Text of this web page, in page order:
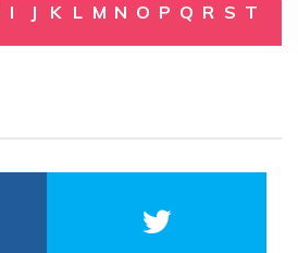
I J K L M N O P Q R S T